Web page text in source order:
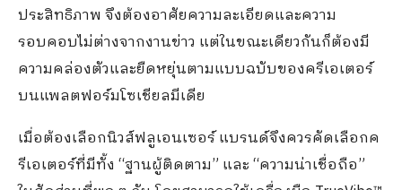
ประสิทธิภาพ จึงต้องอาศัยความละเอียดและความ
รอบคอบไม่ต่างจากงานข่าว แต่ในขณะเดียวกันก็ต้องมี
ความคล่องตัวและยืดหยุ่นตามแบบฉบับของครีเอเตอร์
บนแพลตฟอร์มโซเชียลมีเดีย
เมื่อต้องเลือกนิวส์ฟลูเอนเซอร์แบรนด์จึงควรคัดเลือกค
รีเอเตอร์ที่มีทั้ง “ฐานผู้ติดตาม” และ“ความน่าเชื่อถือ”